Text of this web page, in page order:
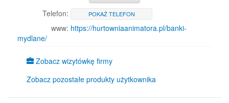
Telefon:
POKAŻ TELEFON
www: https://hurtowniaanimatora.pl/banki-
mydlane/
Zobacz wizytówkę firmy
Zobacz pozostałe produkty użytkownika